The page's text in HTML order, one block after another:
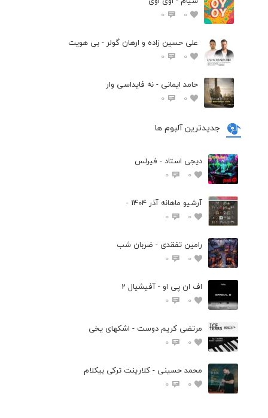
0
0
علی حسین زاده و ارهان گولر - بی هویت
0
0
حامد ایمانی - نه فایداسی وار
0
0
جدیدترین آلبوم ها
دیجی استاد - فیرلس
0
0
آرشیو ماهانه آذر 1404 -
0
0
رامین تفقدی - ضربان شب
0
0
اف ان پی او - آفیشیال 2
0
0
مرتضی کریم دوست - اشکهای یخی
0
0
محمد حسینی - کلارینت ترکی بیکلام
0
0